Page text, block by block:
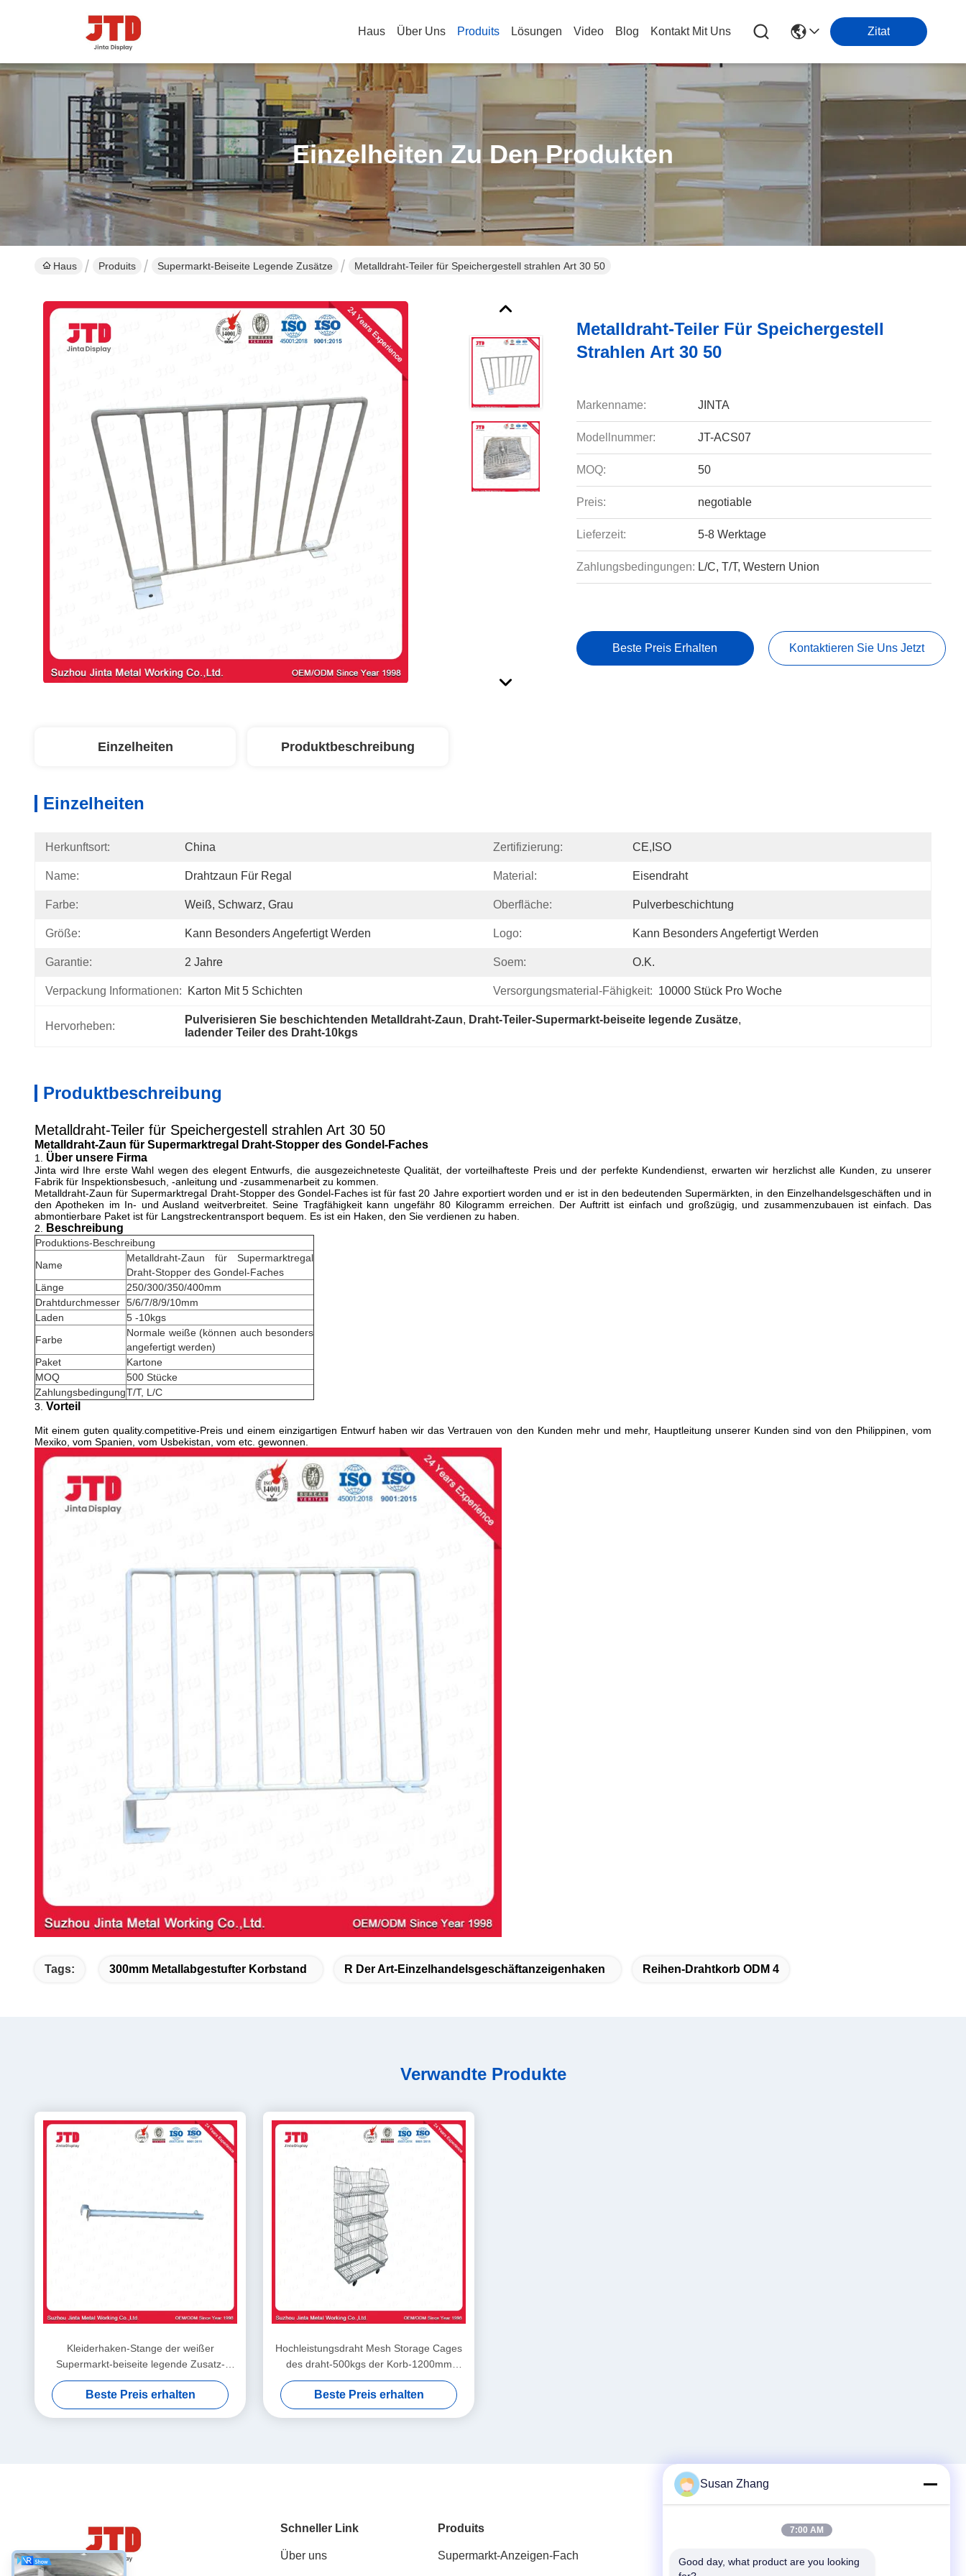
Haus Über Uns Produits Lösungen Video Blog Kontakt Mit Uns Zitat
Einzelheiten Zu Den Produkten
Haus Produits Supermarkt-Beiseite Legende Zusätze Metalldraht-Teiler für Speichergestell strahlen Art 30 50
Metalldraht-Teiler Für Speichergestell
Strahlen Art 30 50
Markenname: JINTA
Modellnummer: JT-ACS07
MOQ: 50
Preis: negotiable
Lieferzeit: 5-8 Werktage
Zahlungsbedingungen: L/C, T/T, Western Union
Beste Preis Erhalten Kontaktieren Sie Uns Jetzt
Einzelheiten Produktbeschreibung
Einzelheiten
Herkunftsort: China Zertifizierung: CE,ISO
Name: Drahtzaun Für Regal Material: Eisendraht
Farbe: Weiß, Schwarz, Grau Oberfläche: Pulverbeschichtung
Größe: Kann Besonders Angefertigt Werden Logo: Kann Besonders Angefertigt Werden
Garantie: 2 Jahre Soem: O.K.
Verpackung Informationen: Karton Mit 5 Schichten Versorgungsmaterial-Fähigkeit: 10000 Stück Pro Woche
Hervorheben:
Pulverisieren Sie beschichtenden Metalldraht-Zaun, Draht-Teiler-Supermarkt-beiseite legende Zusätze,
ladender Teiler des Draht-10kgs
Produktbeschreibung
Metalldraht-Teiler für Speichergestell strahlen Art 30 50
Metalldraht-Zaun für Supermarktregal Draht-Stopper des Gondel-Faches
1. Über unsere Firma
Jinta wird Ihre erste Wahl wegen des elegent Entwurfs, die ausgezeichneteste Qualität, der vorteilhafteste Preis und der perfekte Kundendienst, erwarten wir herzlichst alle Kunden, zu unserer
Fabrik für Inspektionsbesuch, -anleitung und -zusammenarbeit zu kommen.
Metalldraht-Zaun für Supermarktregal Draht-Stopper des Gondel-Faches ist für fast 20 Jahre exportiert worden und er ist in den bedeutenden Supermärkten, in den Einzelhandelsgeschäften und in
den Apotheken im In- und Ausland weitverbreitet. Seine Tragfähigkeit kann ungefähr 80 Kilogramm erreichen. Der Auftritt ist einfach und großzügig, und zusammenzubauen ist einfach. Das
abmontierbare Paket ist für Langstreckentransport bequem. Es ist ein Haken, den Sie verdienen zu haben.
2.
Beschreibung
Produktions-Beschreibung
Name
Metalldraht-Zaun für Supermarktregal
Draht-Stopper des Gondel-Faches
Länge
250/300/350/400mm
Drahtdurchmesser 5/6/7/8/9/10mm
Laden
5 -10kgs
Farbe
Normale weiße (können auch besonders
angefertigt werden)
Paket
Kartone
MOQ
500 Stücke
ZahlungsbedingungT/T, L/C
3. Vorteil
Mit einem guten quality.competitive-Preis und einem einzigartigen Entwurf haben wir das Vertrauen von den Kunden mehr und mehr, Hauptleitung unserer Kunden sind von den Philippinen, vom
Mexiko, vom Spanien, vom Usbekistan, vom etc. gewonnen.
Tags: 300mm Metallabgestufter Korbstand R Der Art-Einzelhandelsgeschäftanzeigenhaken Reihen-Drahtkorb ODM 4
Verwandte Produkte
Kleiderhaken-Stange der weißer
Supermarkt-beiseite legende Zusatz-
1000mm
Beste Preis erhalten
Hochleistungsdraht Mesh Storage Cages
des draht-500kgs der Korb-1200mm
900mm
Beste Preis erhalten
Schneller Link
Über uns
Produits
Supermarkt-Anzeigen-Fach Tel.
Susan Zhang
7:00 AM
Good day, what product are you looking